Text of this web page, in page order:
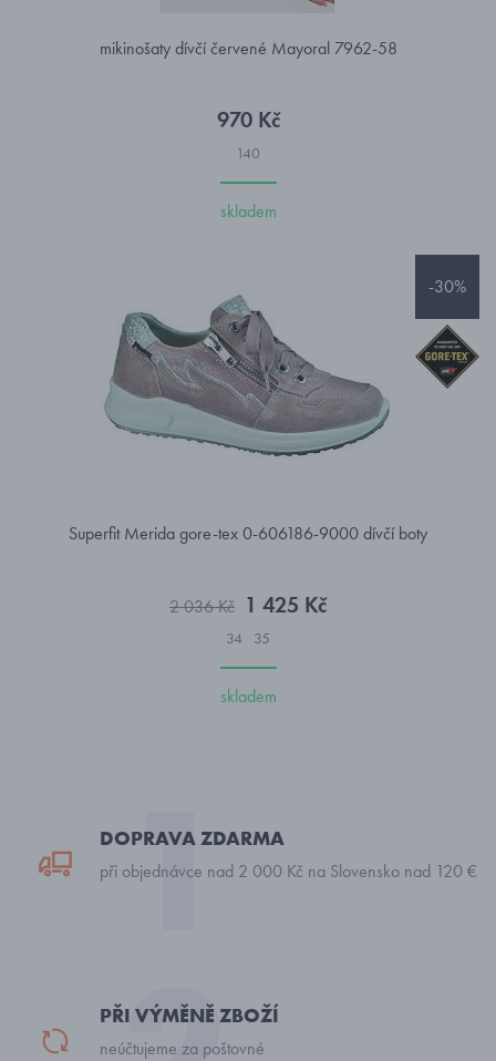
mikinošaty dívčí červené Mayoral 7962-58
970 Kč
140
skladem
-30%
Superfit Merida gore-tex 0-606186-9000 dívčí boty
2 036 Kč 1 425 Kč
34 35
skladem
DOPRAVA ZDARMA
při objednávce nad 2 000 Kč na Slovensko nad 120 €
PŘI VÝMĚNĚ ZBOŽÍ
neúčtujeme za poštovné